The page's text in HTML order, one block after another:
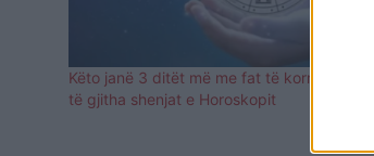
Këto janë 3 ditët më me fat të korrikut për
të gjitha shenjat e Horoskopit